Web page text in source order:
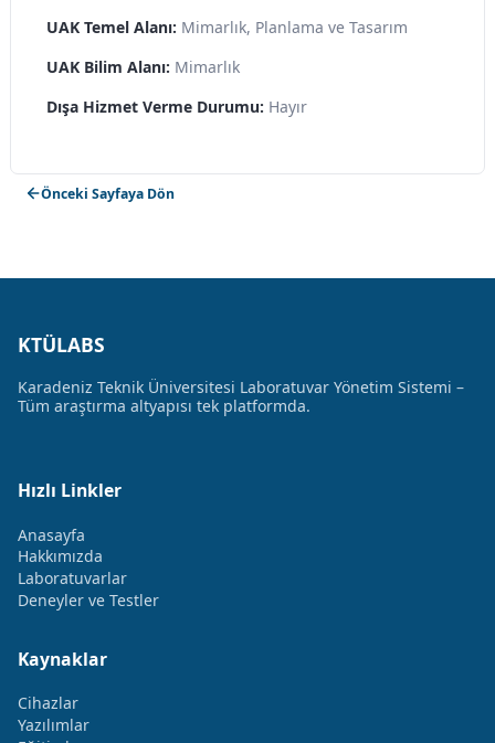
UAK Temel Alanı: Mimarlık, Planlama ve Tasarım
UAK Bilim Alanı: Mimarlık
Dışa Hizmet Verme Durumu: Hayır
Önceki Sayfaya Dön
KTÜLABS
Karadeniz Teknik Üniversitesi Laboratuvar Yönetim Sistemi –
Tüm araştırma altyapısı tek platformda.
Hızlı Linkler
Anasayfa
Hakkımızda
Laboratuvarlar
Deneyler ve Testler
Kaynaklar
Cihazlar
Yazılımlar